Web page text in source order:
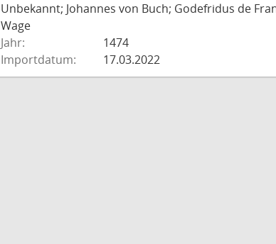
Unbekannt; Johannes von Buch; Godefridus de
Wage
Jahr:
1474
Importdatum:
17.03.2022